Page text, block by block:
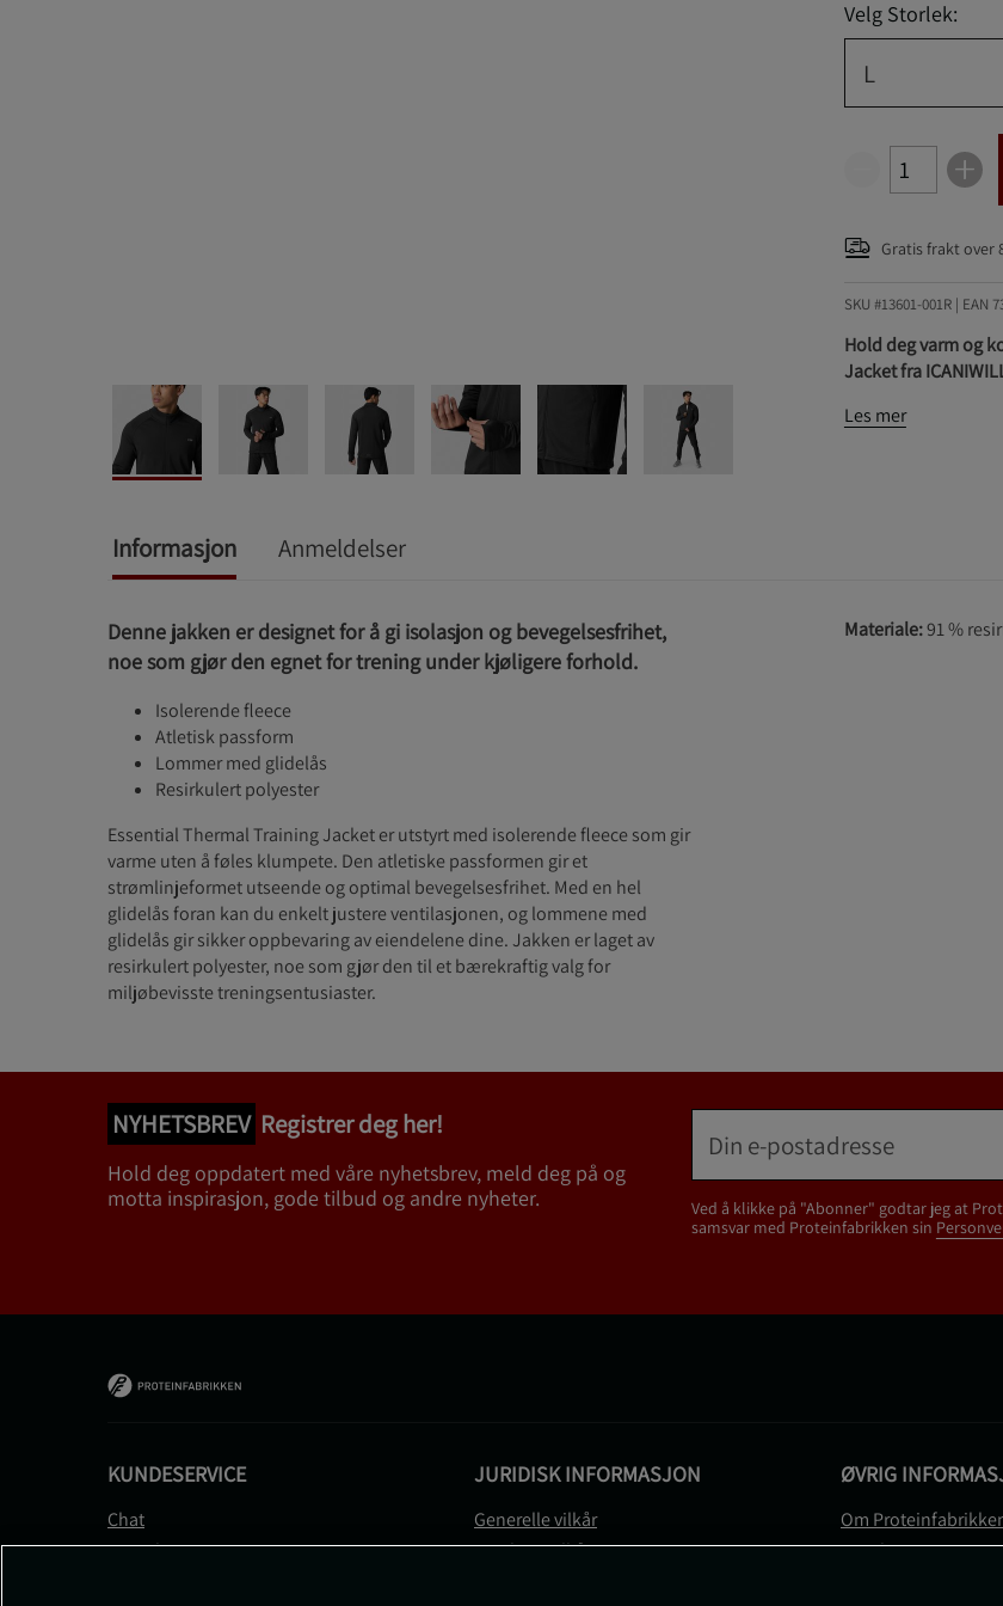
Velg Storlek:
L
Gratis frakt over
SKU #13601-001R | EAN
Hold deg varm og
Jacket fra
Les mer
Informasjon Anmeldelser
Denne jakken er designet for å gi isolasjon og bevegelsesfrihet,
noe som gjør den egnet for trening under kjøligere forhold.
Isolerende fleece
Atletisk passform
Lommer med glidelås
Resirkulert polyester
Essential Thermal Training Jacket er utstyrt med isolerende fleece som gir
varme uten å føles klumpete. Den atletiske passformen gir et
strømlinjeformet utseende og optimal bevegelsesfrihet. Med en hel
glidelås foran kan du enkelt justere ventilasjonen, og lommene med
glidelås gir sikker oppbevaring av eiendelene dine. Jakken er laget av
resirkulert polyester, noe som gjør den til et bærekraftig valg for
miljøbevisste treningsentusiaster.
Materiale:91 %
NYHETSBREV Registrer deg her!
Hold deg oppdatert med våre nyhetsbrev, meld deg på og
motta inspirasjon, gode tilbud og andre nyheter.
Ved å klikke på "Abonner" godtar jeg at
samsvar med Proteinfabrikken sin
KUNDESERVICE
Chat
Kontakt
JURIDISK INFORMASJON
Generelle vilkår
Betalingsvilkår
ØVRIG
Om
Gavekort